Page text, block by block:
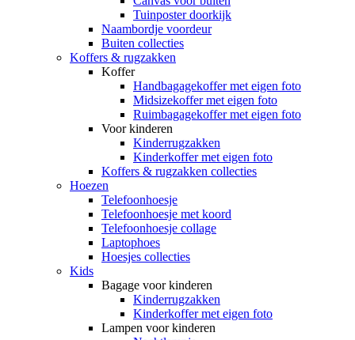
Tuinposter doorkijk
Naambordje voordeur
Buiten collecties
Koffers & rugzakken
Koffer
Handbagagekoffer met eigen foto
Midsizekoffer met eigen foto
Ruimbagagekoffer met eigen foto
Voor kinderen
Kinderrugzakken
Kinderkoffer met eigen foto
Koffers & rugzakken collecties
Hoezen
Telefoonhoesje
Telefoonhoesje met koord
Telefoonhoesje collage
Laptophoes
Hoesjes collecties
Kids
Bagage voor kinderen
Kinderrugzakken
Kinderkoffer met eigen foto
Lampen voor kinderen